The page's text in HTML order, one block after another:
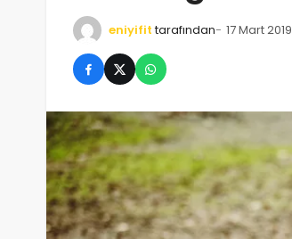
eniyifit tarafından 17 Mart 2019